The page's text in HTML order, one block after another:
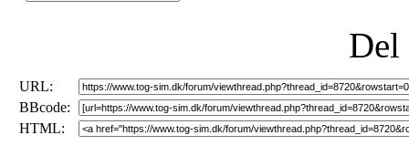
Del
URL:
BBcode:
HTML: